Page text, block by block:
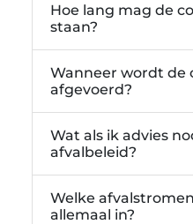
Hoe lang mag de
staan?
Wanneer wordt de
afgevoerd?
Wat als ik advies
afvalbeleid?
Welke
allemaal in?